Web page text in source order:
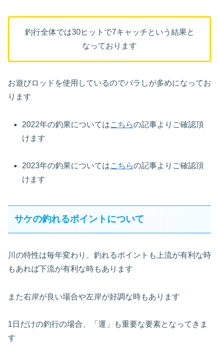
釣行全体では30ヒットで7キャッチという結果と
なっております
お遊びロッドを使用しているのでバラしが多めになってお
ります
2022年の釣果についてはこちらの記事よりご確認頂
けます
2023年の釣果についてはこちらの記事よりご確認頂
けます
サケの釣れるポイントについて
川の特性は毎年変わり、釣れるポイントも上流が有利な時
もあれば下流が有利な時もあります
また右岸が良い場合や左岸が好調な時もあります
1日だけの釣行の場合、「運」も重要な要素となってきま
す